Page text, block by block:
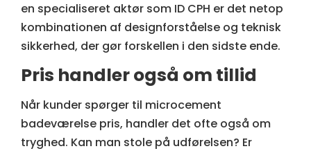
en specialiseret aktør som ID CPH er det netop
kombinationen af designforståelse og teknisk
sikkerhed, der gør forskellen i den sidste ende.
Pris handler også om tillid
Når kunder spørger til microcement
badeværelse pris, handler det ofte også om
tryghed. Kan man stole på udførelsen? Er